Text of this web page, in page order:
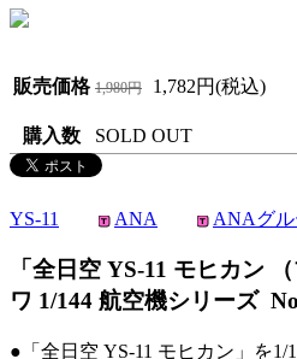
販売価格 1,980円 1,782円(税込)
購入数
SOLD OUT
YS-11
ANA ANAグ
「全日空 YS-11 モヒカン
ワ 1/144 航空機シリーズ
●「全日空 YS-11 モヒカン」を1/